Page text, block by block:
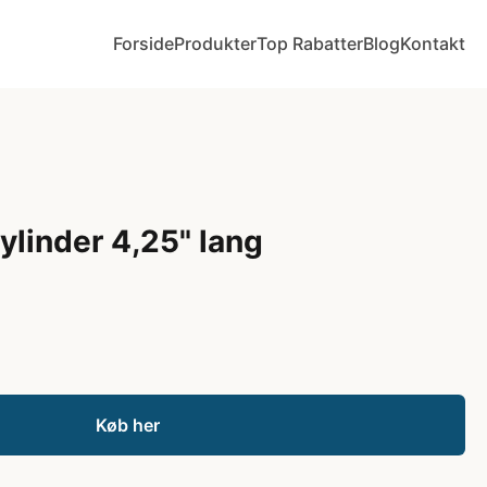
ForsideProdukterTop RabatterBlogKontakt
4,25" lang
Køb her